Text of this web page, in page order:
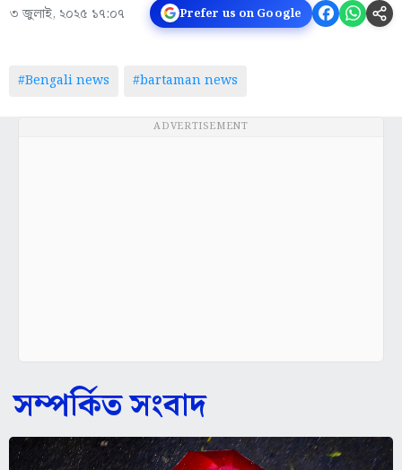
৩ জুলাই, ২০২৫ ১৭:০৭ Prefer us on Google
#Bengali news #bartaman news
ADVERTISEMENT
সম্পর্কিত সংবাদ